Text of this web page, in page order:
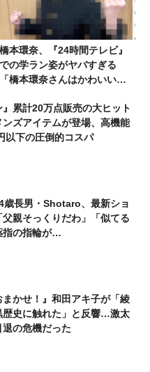
橋本環奈、『24時間テレビ』
での学ラン姿がヤバすぎる
「橋本環奈さんはかわいいだ
した」「感動をありがとう」
』累計20万点販売の大ヒット
ンズアイテムが登場、高機能
以下の圧倒的コスパ
歳長男・Shotaro、最新ショ
父親そっくりだわ」「似てる
指の指輪が…
まかせ！』和田アキ子が「綾
歴史に触れた」と反響…激太
退の危機だった